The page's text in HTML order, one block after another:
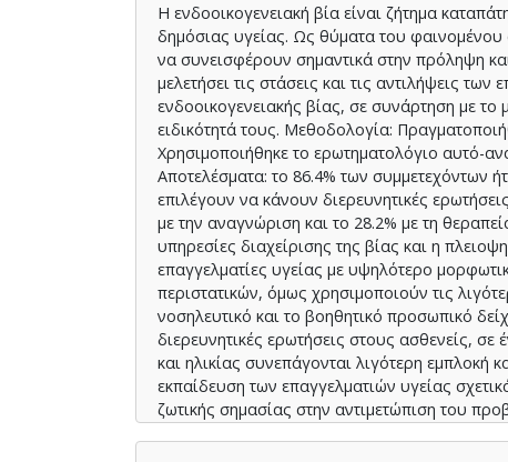
Η ενδοοικογενειακή βία είναι ζήτημα
δημόσιας υγείας. Ως θύματα του
να συνεισφέρουν σημαντικά στην πρόληψη
μελετήσει τις στάσεις και τις αντιλήψεις
ενδοοικογενειακής βίας, σε συνάρτηση με το
ειδικότητά τους. Μεθοδολογία:
Χρησιμοποιήθηκε το ερωτηματολόγιο αυτό-
Αποτελέσματα: το 86.4% των συμμετεχόντων
επιλέγουν να κάνουν διερευνητικές
με την αναγνώριση και το 28.2% με τη
υπηρεσίες διαχείρισης της βίας και η
επαγγελματίες υγείας με υψηλότερο
περιστατικών, όμως χρησιμοποιούν τις
νοσηλευτικό και το βοηθητικό προσωπικό
διερευνητικές ερωτήσεις στους ασθενείς,
και ηλικίας συνεπάγονται λιγότερη εμπλοκή
εκπαίδευση των επαγγελματιών υγείας
ζωτικής σημασίας στην αντιμετώπιση του